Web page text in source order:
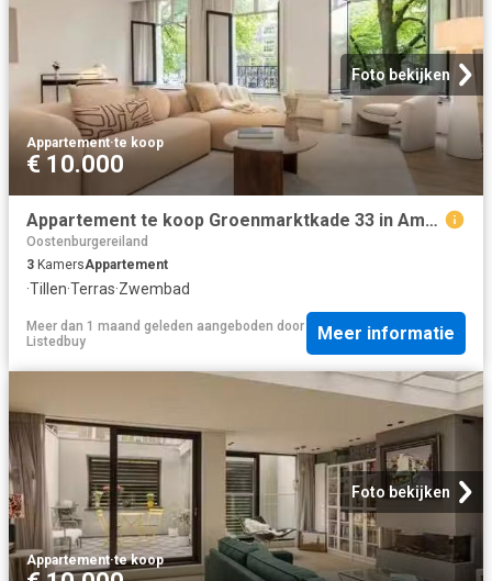
Foto bekijken
Appartement·te koop
€ 10.000
Appartement te koop Groenmarktkade 33 in Amsterdam voor € 1.69.
Oostenburgereiland
3 KamersAppartement
·Tillen·Terras·Zwembad
Meer dan 1 maand geleden aangeboden door
Listedbuy
Meer informatie
Foto bekijken
Appartement·te koop